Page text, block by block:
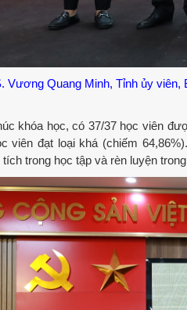
Vương Quang Minh, Tỉnh ủy
khóa học, có 37/37 học viên
viên đạt loại khá (chiếm
tích trong học tập và rèn luyện